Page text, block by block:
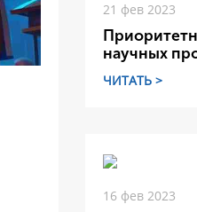
21 фев 2023
научных
ЧИТАТЬ >
16 фев 2023